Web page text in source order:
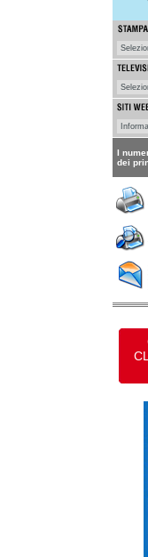
I
dei